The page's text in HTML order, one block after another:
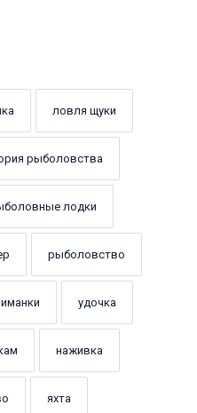
ловля щуки
рыболовства
лодки
рыболовство
удочка
наживка
яхта